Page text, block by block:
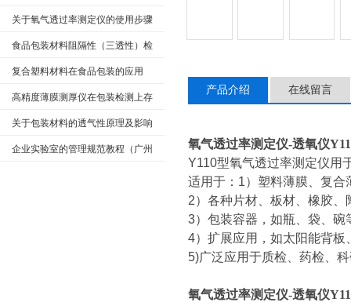
气阻隔性能的测试方法
关于氧气透过率测定仪的使用步骤
分享食品包装材料阻隔性（三透性）检
测标准
复合塑料材料在食品包装的应用
高精度薄膜测厚仪在包装检测上存
在的意义
关于包装材料的透气性原理及影响
因素企业实验室的管理规范教程（广州
产品介绍 在线留言
氧气透过率测定仪-透氧仪
Y110型氧气透过率测定仪用
适用于：1）塑料薄膜、复合
2）各种片材、板材、橡胶、
3）包装容器，如瓶、袋、碗
4）扩展应用，如太阳能背
5)广泛应用于质检、药检、
氧气透过率测定仪-透氧仪